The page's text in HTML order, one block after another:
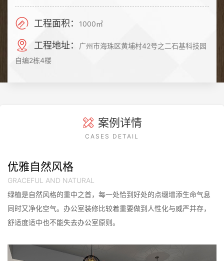
工程面积： 1000㎡
工程地址：
广州市海珠区黄埔村42号之二石基科技园
自编2栋4楼
案例详情
CASES DETAIL
优雅自然风格
GRACEFUL AND NATURAL
绿植是自然风格的重中之首，每一处恰到好处的点缀增添生命气息
同时又净化空气。办公室装修比较着重要做到人性化与威严并存，
舒适度适中也不能失去办公室原则。